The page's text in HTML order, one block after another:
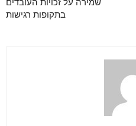
שמירה על זכויות העובדים
בתקופות רגישות